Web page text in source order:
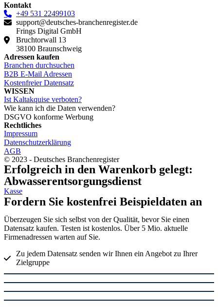
Kontakt
+49 531 22499103
support@deutsches-branchenregister.de
Frings Digital GmbH
Bruchtorwall 13
38100 Braunschweig
Adressen kaufen
Branchen durchsuchen
B2B E-Mail Adressen
Kostenfreier Datensatz
WISSEN
Ist Kaltakquise verboten?
Wie kann ich die Daten verwenden?
DSGVO konforme Werbung
Rechtliches
Impressum
Datenschutzerklärung
AGB
© 2023 - Deutsches Branchenregister
Erfolgreich in den Warenkorb gelegt:
Abwasserentsorgungsdienst
Kasse
Fordern Sie kostenfrei Beispieldaten an
Überzeugen Sie sich selbst von der Qualität, bevor Sie einen
Datensatz kaufen. Testen ist kostenlos. Über 5 Mio. aktuelle
Firmenadressen warten auf Sie.
Zu jedem Datensatz senden wir Ihnen ein Angebot zu Ihrer
Zielgruppe